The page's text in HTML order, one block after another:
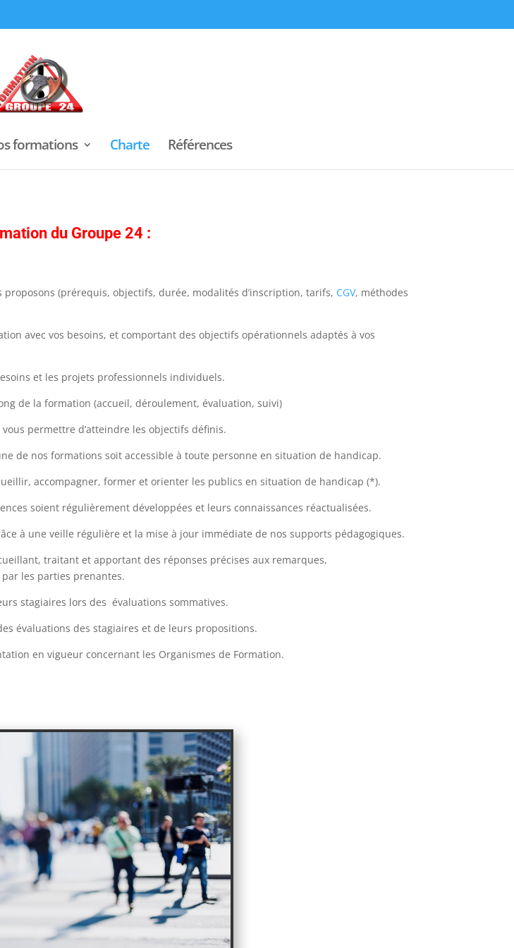
formations Charte Références
du Groupe 24 :
(prérequis, objectifs, durée, modalités d’inscription, tarifs, CGV, méthodes
avec vos besoins, et comportant des objectifs opérationnels adaptés à vos
et les projets professionnels individuels.
de la formation (accueil, déroulement, évaluation, suivi)
permettre d’atteindre les objectifs définis.
de nos formations soit accessible à toute personne en situation de handicap.
accompagner, former et orienter les publics en situation de handicap (*).
soient régulièrement développées et leurs connaissances réactualisées.
à une veille régulière et la mise à jour immédiate de nos supports pédagogiques.
traitant et apportant des réponses précises aux remarques,
les parties prenantes.
stagiaires lors des évaluations sommatives.
évaluations des stagiaires et de leurs propositions.
en vigueur concernant les Organismes de Formation.